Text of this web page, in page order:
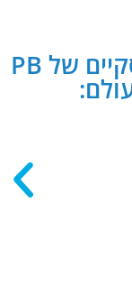
מקצת מ-300 שותפנו העסקיים של PB